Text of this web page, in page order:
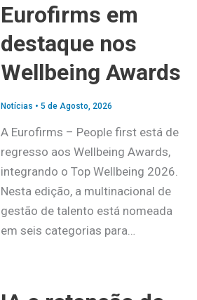
Eurofirms em
destaque nos
Wellbeing Awards
Notícias • 5 de Agosto, 2026
A Eurofirms – People first está de
regresso aos Wellbeing Awards,
integrando o Top Wellbeing 2026.
Nesta edição, a multinacional de
gestão de talento está nomeada
em seis categorias para…